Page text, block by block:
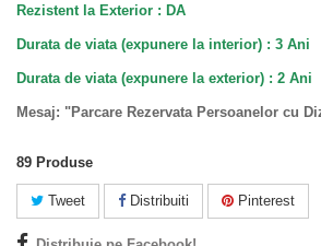
Rezistent la Exterior : DA
Durata de viata (expunere la interior) : 3 Ani
Durata de viata (expunere la exterior) : 2 Ani
Mesaj: "Parcare Rezervata Persoanelor cu
89 Produse
Tweet Distribuiti Pinterest